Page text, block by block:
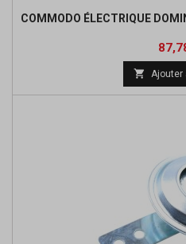
COMMODO ÉLECTRIQUE
Prix
 Ajouter